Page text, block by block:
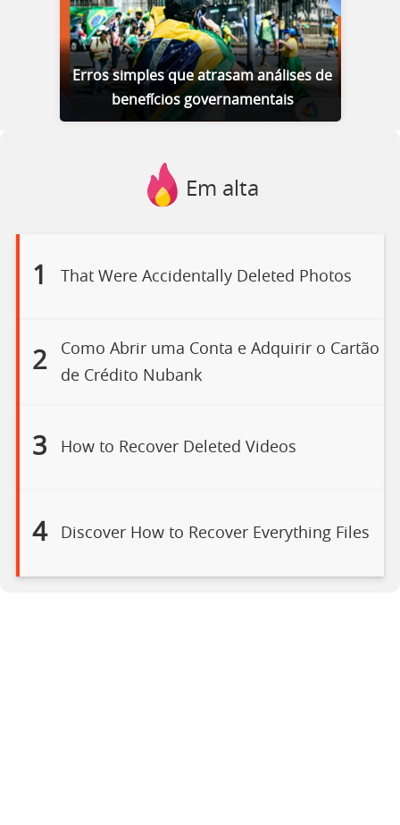
Erros simples que atrasam análises de
benefícios governamentais
Em alta
1 That Were Accidentally Deleted Photos
2
Como Abrir uma Conta e Adquirir o Cartão
de Crédito Nubank
3 How to Recover Deleted Videos
4 Discover How to Recover Everything Files